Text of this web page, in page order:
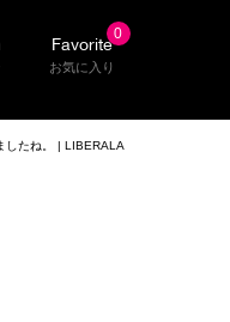
Favorite
0
お気に入り
したね。 | LIBERALA